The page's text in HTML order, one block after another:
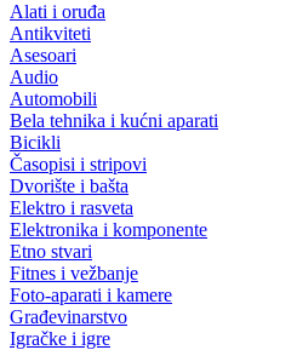
Alati i oruđa
Antikviteti
Asesoari
Audio
Automobili
Bela tehnika i kućni aparati
Bicikli
Časopisi i stripovi
Dvorište i bašta
Elektro i rasveta
Elektronika i komponente
Etno stvari
Fitnes i vežbanje
Foto-aparati i kamere
Građevinarstvo
Igračke i igre